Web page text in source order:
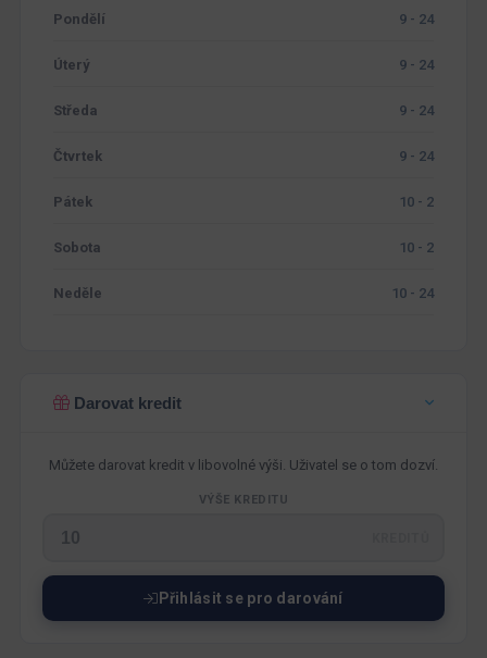
Pondělí 9 - 24
Úterý 9 - 24
Středa 9 - 24
Čtvrtek 9 - 24
Pátek 10 - 2
Sobota 10 - 2
Neděle 10 - 24
Darovat kredit
Můžete darovat kredit v libovolné výši. Uživatel se o tom dozví.
VÝŠE KREDITU
Přihlásit se pro darování